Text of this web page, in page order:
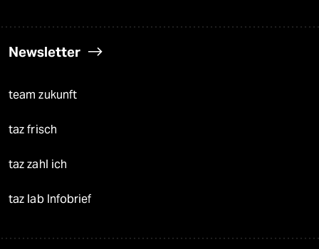
Newsletter
team zukunft
taz frisch
taz zahl ich
taz lab Infobrief